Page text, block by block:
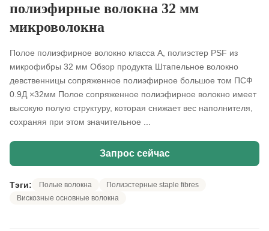
полиэфирные волокна 32 мм
микроволокна
Полое полиэфирное волокно класса A, полиэстер PSF из
микрофибры 32 мм Обзор продукта Штапельное волокно
девственницы сопряженное полиэфирное большое том ПСФ
0.9Д ×32мм Полое сопряженное полиэфирное волокно имеет
высокую полую структуру, которая снижает вес наполнителя,
сохраняя при этом значительное ...
Запрос сейчас
Тэги: Полые волокна
Полиэстерные staple fibres
Вискозные основные волокна